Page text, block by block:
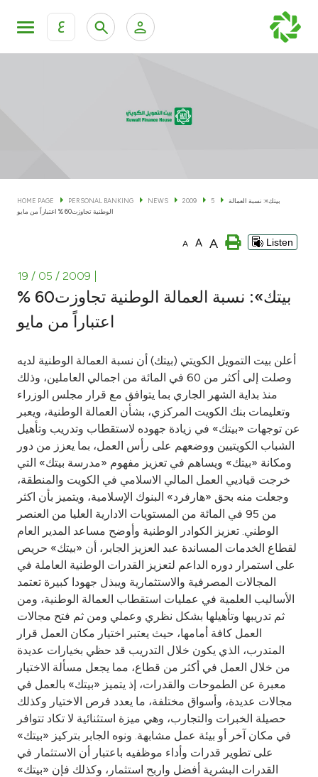
ع
KFH Online Corporate Banking Services
Cards
Banking Tiers
Investment
Tools & Services
After Sales Services
Contact us
Branch & ATM locator
Germany
Malaysia
Turkey
Egypt
UK
Kingdom of Bahrain
HOME PAGE PERSONAL BANKING NEWS 2009 5
بيتك»: نسبة العمالة
الوطنية تجاوزت60 % اعتباراً من مايو
A A A Listen
19 / 05 / 2009
بيتك»: نسبة العمالة الوطنية تجاوزت60 %
اعتباراً من مايو
أعلن بيت التمويل الكويتي (بيتك) أن نسبة العمالة الوطنية لديه
وصلت إلى أكثر من 60 في المائة من اجمالي العاملين، وذلك
منذ بداية الشهر الجاري بما يتوافق مع قرار مجلس الوزراء
وتعليمات بنك الكويت المركزي، بشأن العمالة الوطنية، ويعبر
عن توجهات «بيتك» في زيادة جهوده لاستقطاب وتدريب وتأهيل
الشباب الكويتيين ووضعهم على رأس العمل، بما يعزز من دور
ومكانة «بيتك» ويساهم في تعزيز مفهوم «مدرسة بيتك» التي
خرجت قياديي العمل المالي الاسلامي في الكويت والمنطقة،
وجعلت منه بحق «هارفرد» البنوك الإسلامية، ويتميز بأن اكثر
من 95 في المائة من المستويات الادارية العليا من العنصر
الوطني. تعزيز الكوادر الوطنية وأوضح مساعد المدير العام
لقطاع الخدمات المساندة عبد العزيز الجابر، أن «بيتك» حريص
على استمرار دوره الداعم لتعزيز القدرات الوطنية العاملة في
المجالات المصرفية والاستثمارية ويبذل جهودا كبيرة تعتمد
الأساليب العلمية في عمليات استقطاب العمالة الوطنية، ومن
ثم تدريبها وتأهيلها بشكل نظري وعملي ومن ثم فتح مجالات
العمل كافة أمامها، حيث يعتبر اختيار مكان العمل قرار
المتدرب، الذي يكون خلال التدريب قد حظي بخيارات عديدة
من خلال العمل في أكثر من قطاع، مما يجعل مسألة الاختيار
معبرة عن الطموحات والقدرات، إذ يتميز «بيتك» بالعمل في
مجالات عديدة، وأسواق مختلفة، ما يعدد فرص الاختيار وكذلك
حصيلة الخبرات والتجارب، وهي ميزة استثنائية لا تكاد تتوافر
في مكان آخر أو بيئة عمل مشابهة. ونوه الجابر بتركيز «بيتك»
على تطوير قدرات وأداء موظفيه باعتبار أن الاستثمار في
القدرات البشرية أفضل واربح استثمار، وكذلك فإن «بيتك»